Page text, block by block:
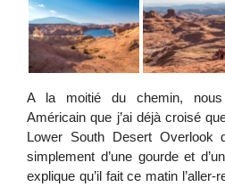
A la moitié du chemin, nous
Américain que j’ai déjà croisé
Lower South Desert Overlook
simplement d’une gourde et
explique qu’il fait ce matin